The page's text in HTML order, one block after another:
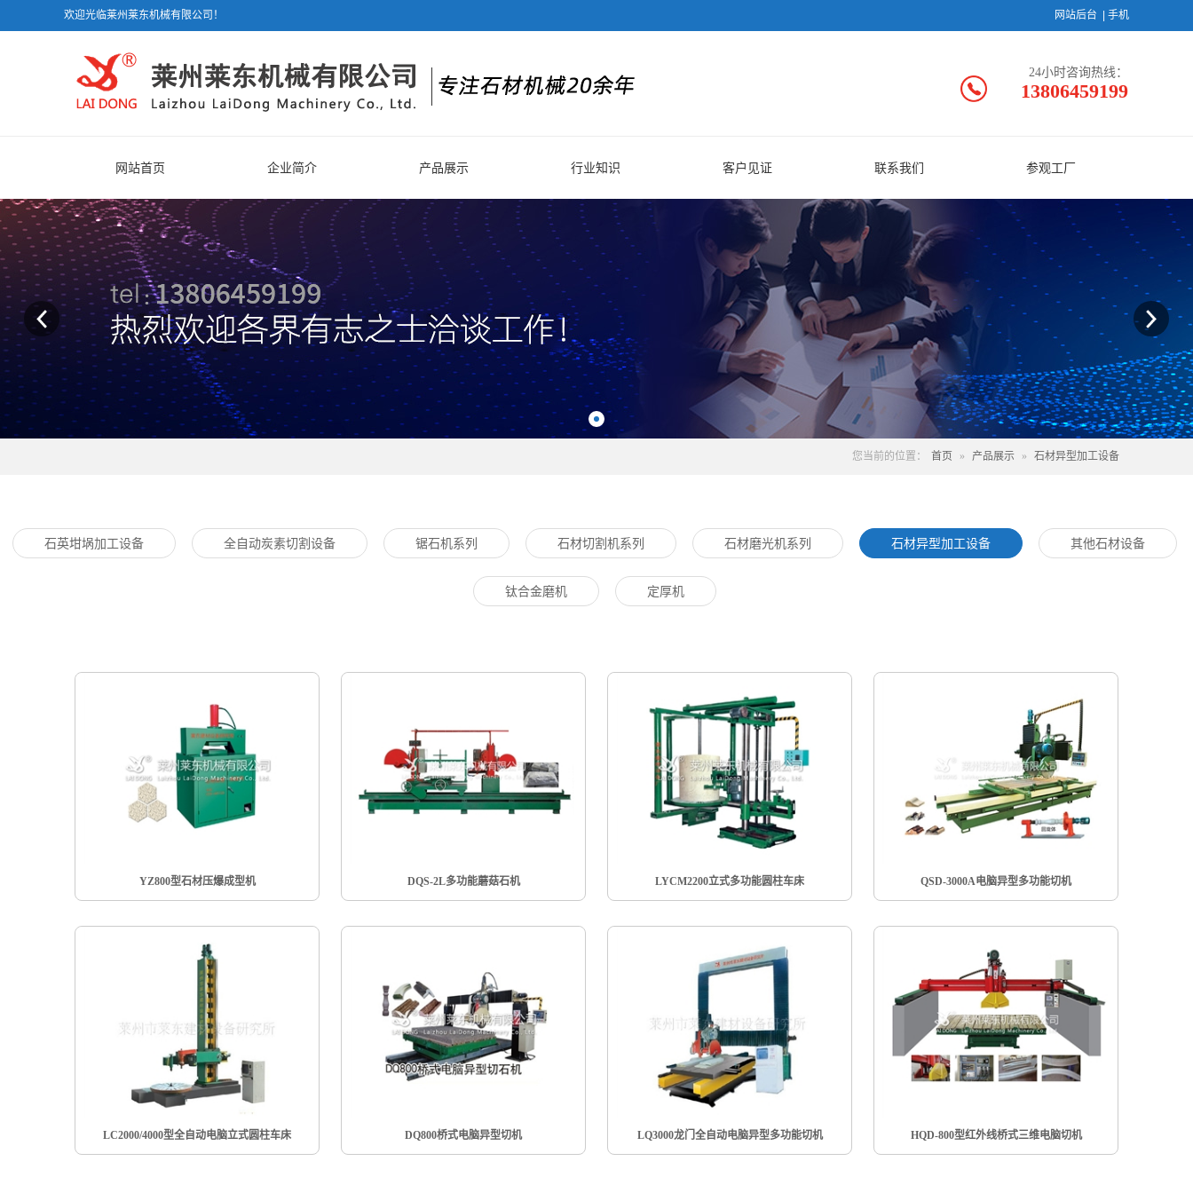
欢迎光临莱州莱东机械有限公司！ 网站后台 手机
24小时咨询热线：
13806459199
网站首页 企业简介 产品展示 行业知识 客户见证 联系我们 参观工厂
您当前的位置： 首页 » 产品展示 » 石材异型加工设备
石英坩埚加工设备 全自动炭素切割设备 锯石机系列 石材切割机系列 石材磨光机系列 石材异型加工设备 其他石材设备
钛合金磨机 定厚机
YZ800型石材压爆成型机 DQS-2L多功能蘑菇石机 LYCM2200立式多功能圆柱车床 QSD-3000A电脑异型多功能切机
LC2000/4000型全自动电脑立式圆柱车床 DQ800桥式电脑异型切机 LQ3000龙门全自动电脑异型多功能切机 HQD-800型红外线桥式三维电脑切机